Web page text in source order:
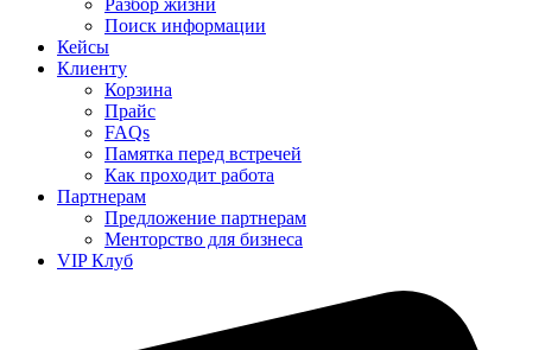
Разбор жизни
Поиск информации
Кейсы
Клиенту
Корзина
Прайс
FAQs
Памятка перед встречей
Как проходит работа
Партнерам
Предложение партнерам
Менторство для бизнеса
VIP Клуб